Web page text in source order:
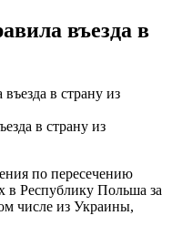
въезда в
в страну из
по пересечению
Республику Польша за
числе из Украины,